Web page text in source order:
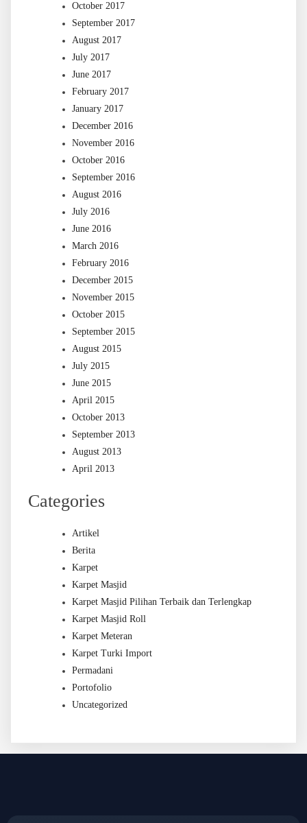
October 2017
September 2017
August 2017
July 2017
June 2017
February 2017
January 2017
December 2016
November 2016
October 2016
September 2016
August 2016
July 2016
June 2016
March 2016
February 2016
December 2015
November 2015
October 2015
September 2015
August 2015
July 2015
June 2015
April 2015
October 2013
September 2013
August 2013
April 2013
Categories
Artikel
Berita
Karpet
Karpet Masjid
Karpet Masjid Pilihan Terbaik dan Terlengkap
Karpet Masjid Roll
Karpet Meteran
Karpet Turki Import
Permadani
Portofolio
Uncategorized